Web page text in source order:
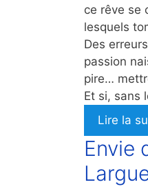
ce rêve se
lesquels
Des
passion
pire…
Et si, sans
Lire la
Envie